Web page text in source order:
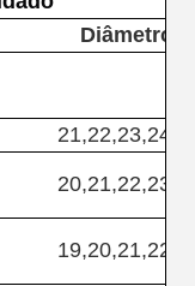
Diâmetro